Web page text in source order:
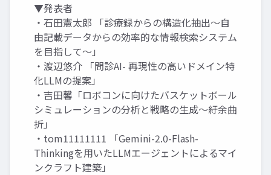
▼発表者
・石田憲太郎 「診療録からの構造化抽出〜自
由記載データからの効率的な情報検索システム
を目指して〜」
・渡辺悠介 「問診AI- 再現性の高いドメイン特
化LLMの提案」
・吉田馨「ロボコンに向けたバスケットボール
シミュレーションの分析と戦略の生成〜紆余曲
折」
・tom11111111 「Gemini-2.0-Flash-
Thinkingを用いたLLMエージェントによるマイ
ンクラフト建築」